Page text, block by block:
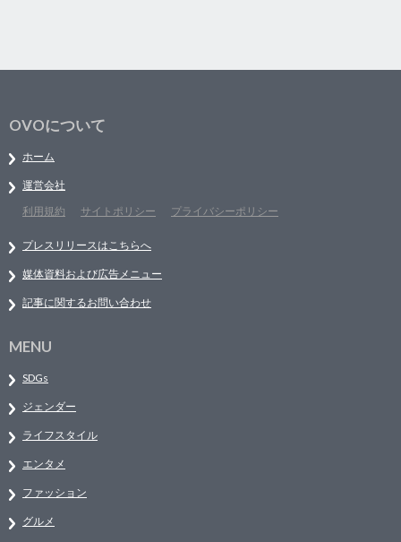
OVOについて
ホーム
運営会社
利用規約
サイトポリシー プライバシーポリシー
プレスリリースはこちらへ
媒体資料および広告メニュー
記事に関するお問い合わせ
MENU
SDGs
ジェンダー
ライフスタイル
エンタメ
ファッション
グルメ